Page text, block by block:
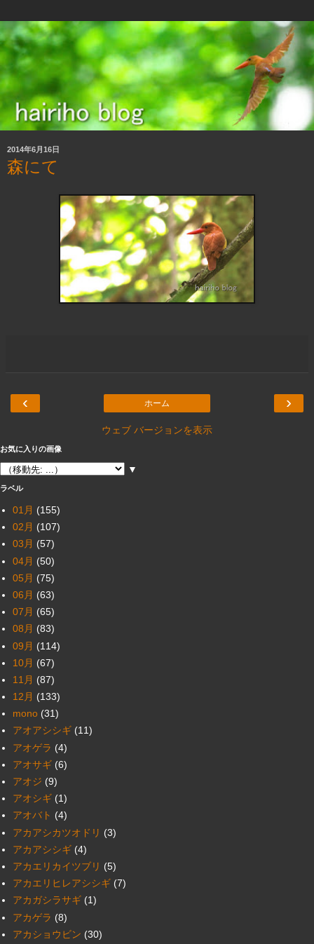
2014年6月16日
森にて
‹ ›
ホーム
ウェブ バージョンを表示
お気に入りの画像
▼
ラベル
01月 (155)
02月 (107)
03月 (57)
04月 (50)
05月 (75)
06月 (63)
07月 (65)
08月 (83)
09月 (114)
10月 (67)
11月 (87)
12月 (133)
mono (31)
アオアシシギ (11)
アオゲラ (4)
アオサギ (6)
アオジ (9)
アオシギ (1)
アオバト (4)
アカアシカツオドリ (3)
アカアシシギ (4)
アカエリカイツブリ (5)
アカエリヒレアシシギ (7)
アカガシラサギ (1)
アカゲラ (8)
アカショウビン (30)